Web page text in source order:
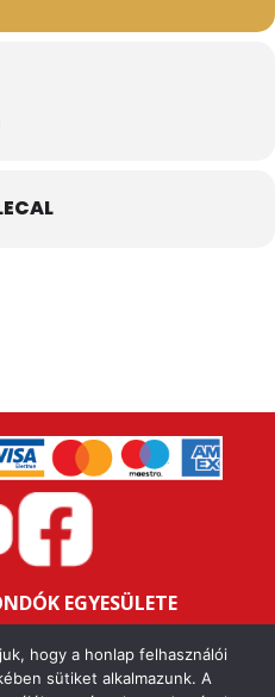
EGYESÜLETE
11646259
1-43
hogy a honlap felhasználói
sütiket alkalmazunk. A